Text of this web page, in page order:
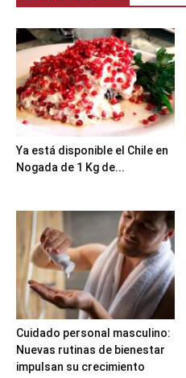
Ya está disponible el Chile en
Nogada de 1 Kg de...
Cuidado personal masculino:
Nuevas rutinas de bienestar
impulsan su crecimiento